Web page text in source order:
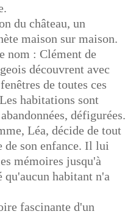
du château, un
maison sur maison.
nom : Clément de
découvrent avec
de toutes ces
habitations sont
défigurées.
Léa, décide de tout
son enfance. Il lui
mémoires jusqu'à
qu'aucun habitant n'a
fascinante d'un